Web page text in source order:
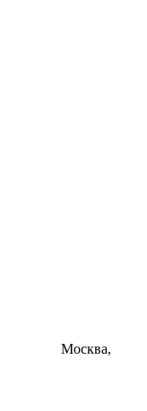
Москва,